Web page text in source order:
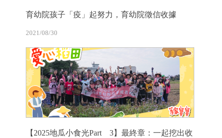
育幼院孩子「疫」起努力，育幼院徵信收據
2021/08/30
【2025地瓜小食光Part 3】最終章：一起挖出收